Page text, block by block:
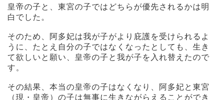
皇帝の子と、東宮の子ではどちらが優先されるかは明
白でした。
そのため、阿多妃は我が子がより庇護を受けられるよ
うに、たとえ自分の子ではなくなったとしても、生き
て欲しいと願い、皇帝の子と我が子を入れ替えたので
す。
その結果、本当の皇帝の子はなくなり、阿多妃と東宮
（現・皇帝）の子は無事に生きながらえることができ